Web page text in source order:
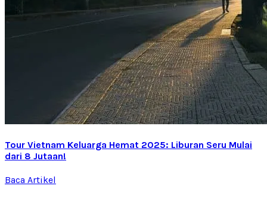
Tour Vietnam Keluarga Hemat 2025: Liburan Seru Mulai
dari 8 Jutaan!
Baca Artikel